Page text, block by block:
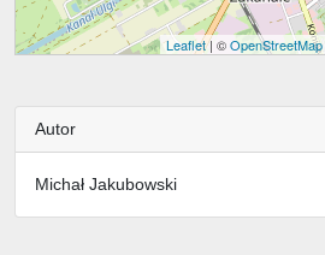
Leaflet| ©OpenStreetMap
Autor
Michał Jakubowski